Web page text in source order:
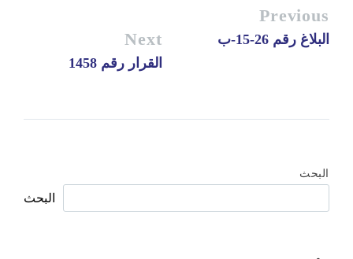
Previous
البلاغ رقم 26-15-ب Next
القرار رقم 1458
البحث
البحث